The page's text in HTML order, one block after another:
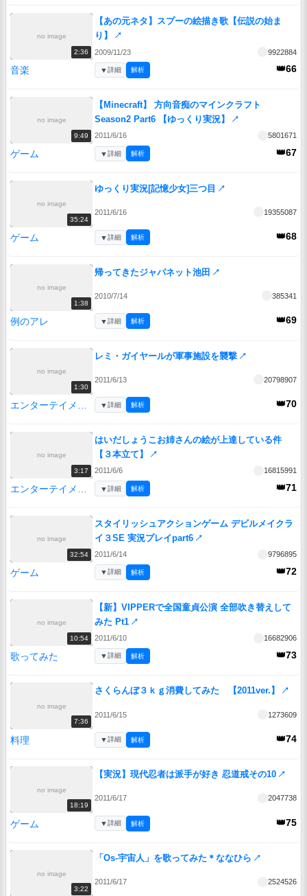
no image
2:36
【あの元ネタ】スプーの絵描き歌【伝説の始ま
り】
↗
2009/11/23 9922884
音楽 👑66
▼詳細 解析
no image
9:49
【Minecraft】 方向音痴のマインクラフト
Season2 Part6 【ゆっくり実況】
↗
2011/6/16 5801671
ゲーム 👑67
▼詳細 解析
no image
35:24
ゆっくり実況[記憶少女]三つ目 ↗
2011/6/16 19355087
ゲーム 👑68
▼詳細 解析
no image
1:38
帰ってきたジャパネット池田 ↗
2010/7/14 385341
例のアレ 👑69
▼詳細 解析
no image
1:30
レミ・ガイヤールが軍事施設を襲撃 ↗
2011/6/13 20798907
👑70
▼詳細 解析
no image
3:17
はいだしょうこお姉さんの絵が上達している件
【３本立て】
↗
2011/6/6 16815991
👑71
▼詳細 解析
no image
32:54
スタイリッシュアクションゲーム デビルメイクラ
イ３SE 実況プレイpart6 ↗
2011/6/14 9796895
ゲーム 👑72
▼詳細 解析
no image
10:54
【新】VIPPERで全国童貞公演 全部吹き替えして
みた Pt1 ↗
2011/6/10 16682906
歌ってみた 👑73
▼詳細 解析
no image
7:36
さくらんぼ３ｋｇ消費してみた 【2011ver.】 ↗
2011/6/15 1273609
料理 👑74
▼詳細 解析
no image
18:19
【実況】現代忍者は派手が好き 忍道戒その10 ↗
2011/6/17 2047738
ゲーム 👑75
▼詳細 解析
no image
3:22
「Os-宇宙人」を歌ってみた＊ななひら ↗
2011/6/17 2524526